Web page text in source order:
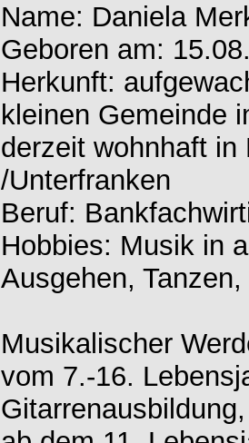
Name: Daniela
Geboren am:
Herkunft:
kleinen Gemeinde
derzeit wohnhaft in
/Unterfranken
Beruf:
Hobbies: Musik in
Ausgehen,
Musikalischer
vom 7.-16.
Gitarrenausbildung,